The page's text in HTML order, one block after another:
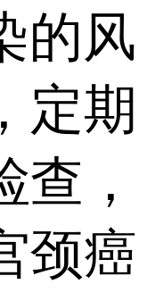
的风
定期
查，
颈癌